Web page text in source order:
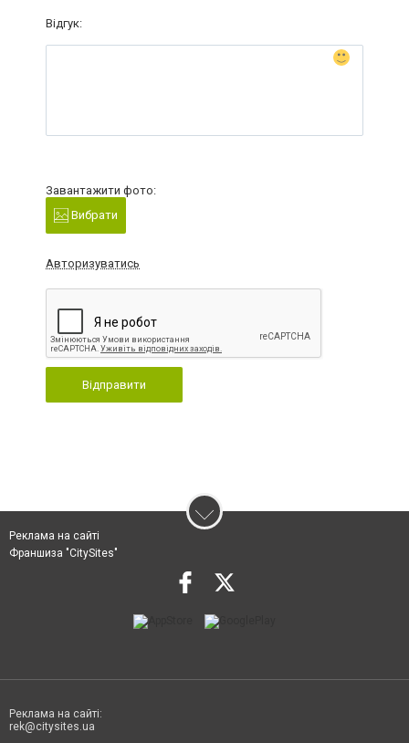
Відгук:
Завантажити фото:
Вибрати
Авторизуватись
Відправити
Реклама на сайті
Франшиза "CitySites"
Реклама на сайті:
rek@citysites.ua